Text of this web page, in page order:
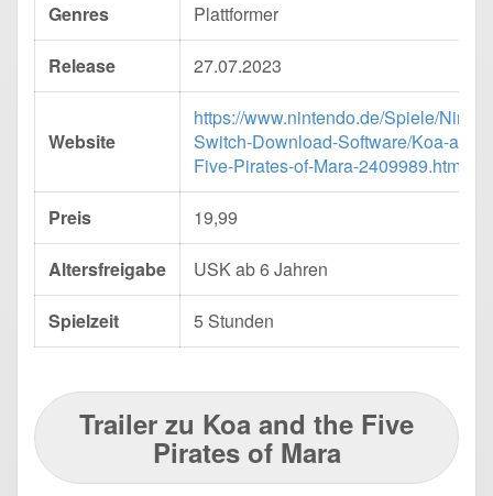
Genres Plattformer
Release 27.07.2023
Website
https://www.nintendo.de/Spiele/
Switch-Download-Software/Koa-and-
Five-Pirates-of-Mara-2409989.html
Preis 19,99
Altersfreigabe USK ab 6 Jahren
Spielzeit 5 Stunden
Trailer zu Koa and the Five
Pirates of Mara